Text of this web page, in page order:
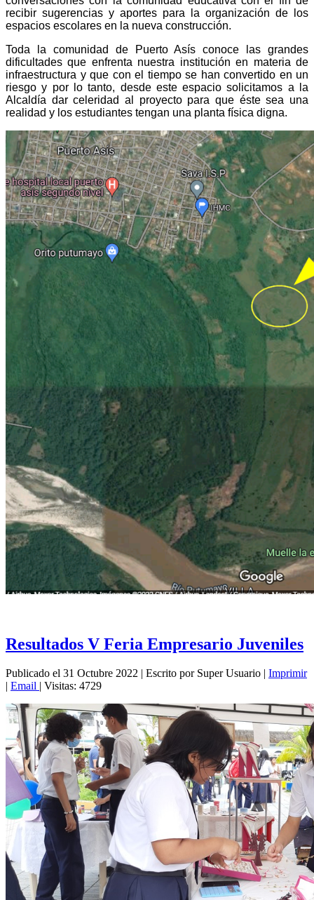
recibir sugerencias y aportes para la organización de los
espacios escolares en la nueva construcción.
Toda la comunidad de Puerto Asís conoce las grandes
dificultades que enfrenta nuestra institución en materia de
infraestructura y que con el tiempo se han convertido en un
riesgo y por lo tanto, desde este espacio solicitamos a la
Alcaldía dar celeridad al proyecto para que éste sea una
realidad y los estudiantes tengan una planta física digna.
Resultados V Feria Empresario Juveniles
Publicado el 31 Octubre 2022 | Escrito por Super Usuario | Imprimir
| Email | Visitas: 4729